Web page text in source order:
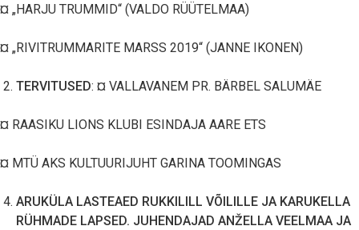
¤ „HARJU TRUMMID“ (VALDO RÜÜTELMAA)
¤ „RIVITRUMMARITE MARSS 2019“ (JANNE IKONEN)
TERVITUSED: ¤ VALLAVANEM PR. BÄRBEL SALUMÄE
¤ RAASIKU LIONS KLUBI ESINDAJA AARE ETS
¤ MTÜ AKS KULTUURIJUHT GARINA TOOMINGAS
ARUKÜLA LASTEAED RUKKILILL VÕILILLE JA KARUKELLA
RÜHMADE LAPSED. JUHENDAJAD ANŽELLA VEELMAA JA